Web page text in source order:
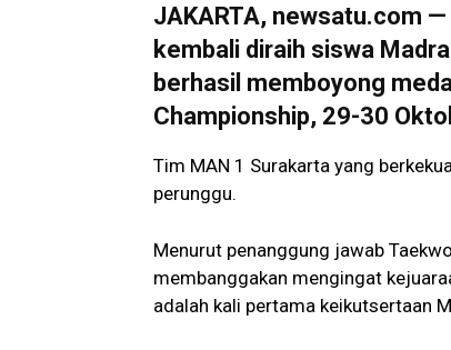
JAKARTA, newsatu.com
kembali diraih siswa
berhasil memboyong
Championship, 29-30
Tim MAN 1 Surakarta yang
perunggu.
Menurut penanggung jawab
membanggakan mengingat
adalah kali pertama keikutsertaan